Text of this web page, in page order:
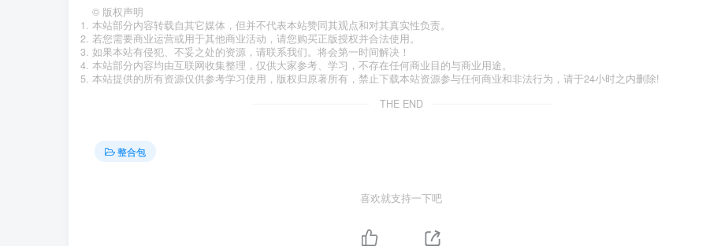
© 版权声明
本站部分内容转载自其它媒体，但并不代表本站赞同其观点和对其真实性负责。
若您需要商业运营或用于其他商业活动，请您购买正版授权并合法使用。
如果本站有侵犯、不妥之处的资源，请联系我们。将会第一时间解决！
本站部分内容均由互联网收集整理，仅供大家参考、学习，不存在任何商业目的与商业用途。
本站提供的所有资源仅供参考学习使用，版权归原著所有，禁止下载本站资源参与任何商业和非法行为，请于24小时之内删除!
THE END
整合包
喜欢就支持一下吧